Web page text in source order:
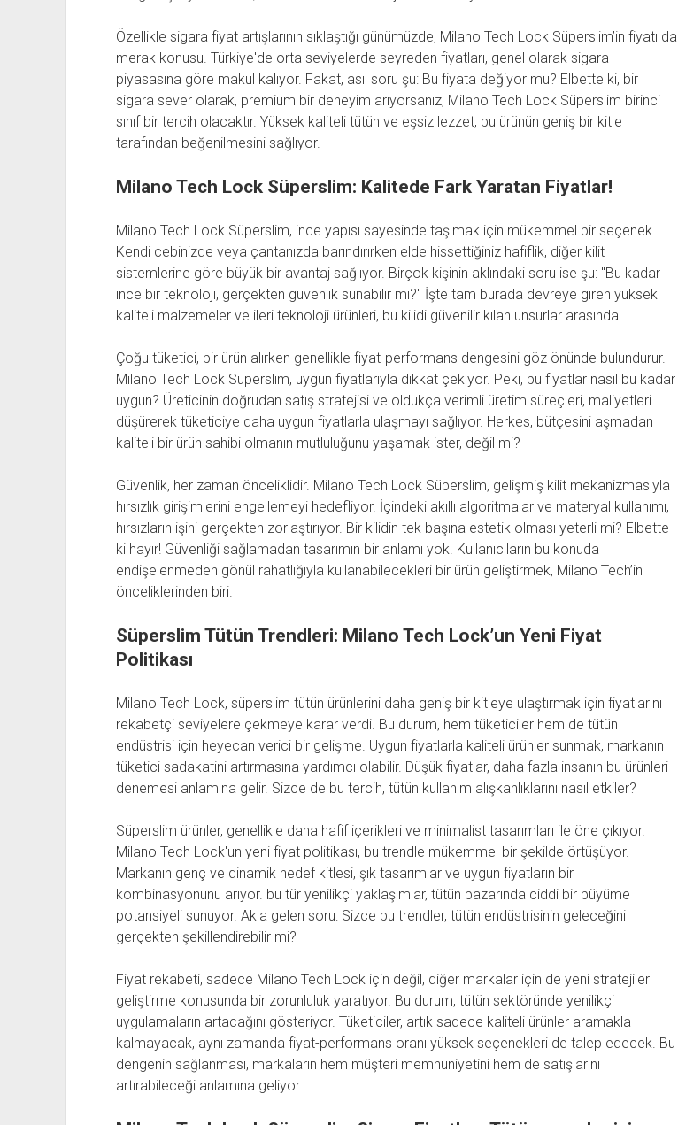
Özellikle sigara fiyat artışlarının sıklaştığı günümüzde, Milano Tech Lock Süperslim’in fiyatı da
merak konusu. Türkiye'de orta seviyelerde seyreden fiyatları, genel olarak sigara
piyasasına göre makul kalıyor. Fakat, asıl soru şu: Bu fiyata değiyor mu? Elbette ki, bir
sigara sever olarak, premium bir deneyim arıyorsanız, Milano Tech Lock Süperslim birinci
sınıf bir tercih olacaktır. Yüksek kaliteli tütün ve eşsiz lezzet, bu ürünün geniş bir kitle
tarafından beğenilmesini sağlıyor.
Milano Tech Lock Süperslim: Kalitede Fark Yaratan Fiyatlar!
Milano Tech Lock Süperslim, ince yapısı sayesinde taşımak için mükemmel bir seçenek.
Kendi cebinizde veya çantanızda barındırırken elde hissettiğiniz hafiflik, diğer kilit
sistemlerine göre büyük bir avantaj sağlıyor. Birçok kişinin aklındaki soru ise şu: ''Bu kadar
ince bir teknoloji, gerçekten güvenlik sunabilir mi?'' İşte tam burada devreye giren yüksek
kaliteli malzemeler ve ileri teknoloji ürünleri, bu kilidi güvenilir kılan unsurlar arasında.
Çoğu tüketici, bir ürün alırken genellikle fiyat-performans dengesini göz önünde bulundurur.
Milano Tech Lock Süperslim, uygun fiyatlarıyla dikkat çekiyor. Peki, bu fiyatlar nasıl bu kadar
uygun? Üreticinin doğrudan satış stratejisi ve oldukça verimli üretim süreçleri, maliyetleri
düşürerek tüketiciye daha uygun fiyatlarla ulaşmayı sağlıyor. Herkes, bütçesini aşmadan
kaliteli bir ürün sahibi olmanın mutluluğunu yaşamak ister, değil mi?
Güvenlik, her zaman önceliklidir. Milano Tech Lock Süperslim, gelişmiş kilit mekanizmasıyla
hırsızlık girişimlerini engellemeyi hedefliyor. İçindeki akıllı algoritmalar ve materyal kullanımı,
hırsızların işini gerçekten zorlaştırıyor. Bir kilidin tek başına estetik olması yeterli mi? Elbette
ki hayır! Güvenliği sağlamadan tasarımın bir anlamı yok. Kullanıcıların bu konuda
endişelenmeden gönül rahatlığıyla kullanabilecekleri bir ürün geliştirmek, Milano Tech’in
önceliklerinden biri.
Süperslim Tütün Trendleri: Milano Tech Lock’un Yeni Fiyat
Politikası
Milano Tech Lock, süperslim tütün ürünlerini daha geniş bir kitleye ulaştırmak için fiyatlarını
rekabetçi seviyelere çekmeye karar verdi. Bu durum, hem tüketiciler hem de tütün
endüstrisi için heyecan verici bir gelişme. Uygun fiyatlarla kaliteli ürünler sunmak, markanın
tüketici sadakatini artırmasına yardımcı olabilir. Düşük fiyatlar, daha fazla insanın bu ürünleri
denemesi anlamına gelir. Sizce de bu tercih, tütün kullanım alışkanlıklarını nasıl etkiler?
Süperslim ürünler, genellikle daha hafif içerikleri ve minimalist tasarımları ile öne çıkıyor.
Milano Tech Lock'un yeni fiyat politikası, bu trendle mükemmel bir şekilde örtüşüyor.
Markanın genç ve dinamik hedef kitlesi, şık tasarımlar ve uygun fiyatların bir
kombinasyonunu arıyor. bu tür yenilikçi yaklaşımlar, tütün pazarında ciddi bir büyüme
potansiyeli sunuyor. Akla gelen soru: Sizce bu trendler, tütün endüstrisinin geleceğini
gerçekten şekillendirebilir mi?
Fiyat rekabeti, sadece Milano Tech Lock için değil, diğer markalar için de yeni stratejiler
geliştirme konusunda bir zorunluluk yaratıyor. Bu durum, tütün sektöründe yenilikçi
uygulamaların artacağını gösteriyor. Tüketiciler, artık sadece kaliteli ürünler aramakla
kalmayacak, aynı zamanda fiyat-performans oranı yüksek seçenekleri de talep edecek. Bu
dengenin sağlanması, markaların hem müşteri memnuniyetini hem de satışlarını
artırabileceği anlamına geliyor.